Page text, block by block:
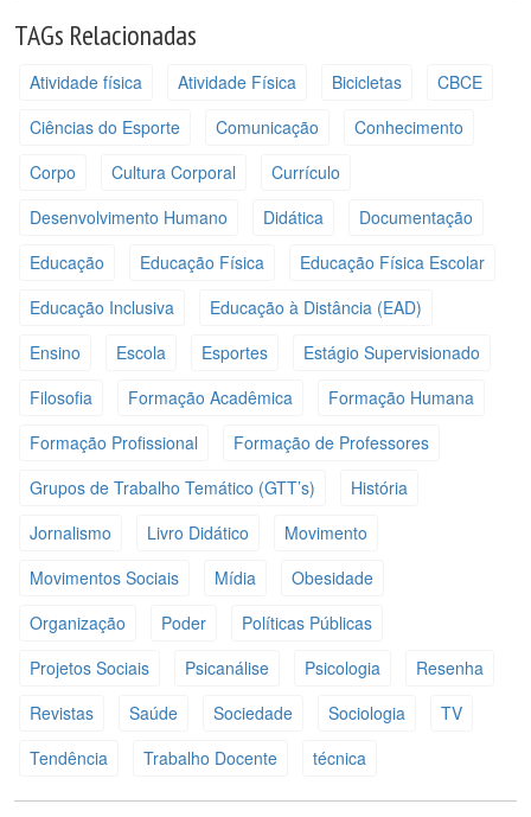
TAGs Relacionadas
Atividade física Atividade Física Bicicletas
CBCE
Ciências do Esporte
Comunicação
Conhecimento
Corpo
Cultura Corporal
Currículo
Desenvolvimento Humano
Didática
Documentação
Educação
Educação Física
Educação Física Escolar
Educação Inclusiva
Educação à Distância (EAD)
Ensino
Escola Esportes
Estágio Supervisionado
Filosofia
Formação Acadêmica
Formação Humana
Formação Profissional
Formação de Professores
Grupos de Trabalho Temático (GTT’s)
História
Jornalismo
Livro Didático
Movimento
Movimentos Sociais
Mídia
Obesidade
Organização
Poder
Políticas Públicas
Projetos Sociais
Psicanálise Psicologia
Resenha
Revistas
Saúde Sociedade Sociologia
TV
Tendência
Trabalho Docente técnica